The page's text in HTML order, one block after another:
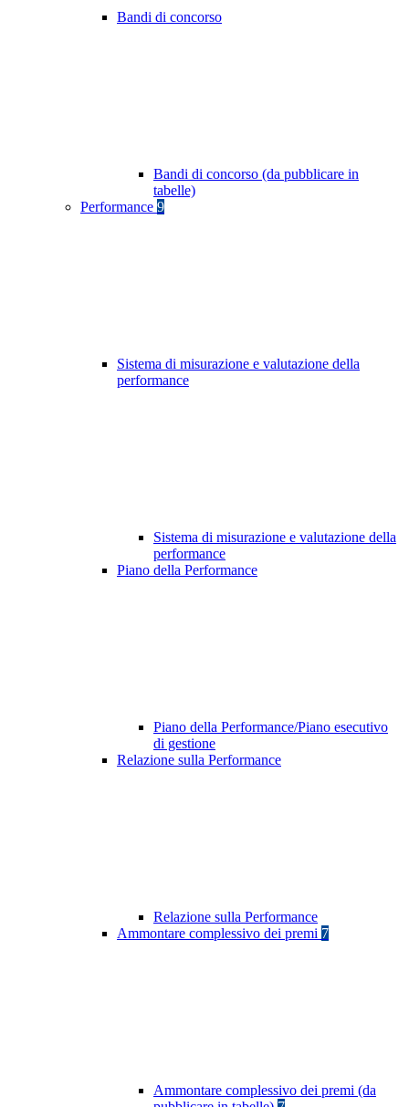
Bandi di concorso
Bandi di concorso (da pubblicare in
tabelle)
Performance 9
Sistema di misurazione e valutazione della
performance
Sistema di misurazione e valutazione della
performance
Piano della Performance
Piano della Performance/Piano esecutivo
di gestione
Relazione sulla Performance
Relazione sulla Performance
Ammontare complessivo dei premi 7
Ammontare complessivo dei premi (da